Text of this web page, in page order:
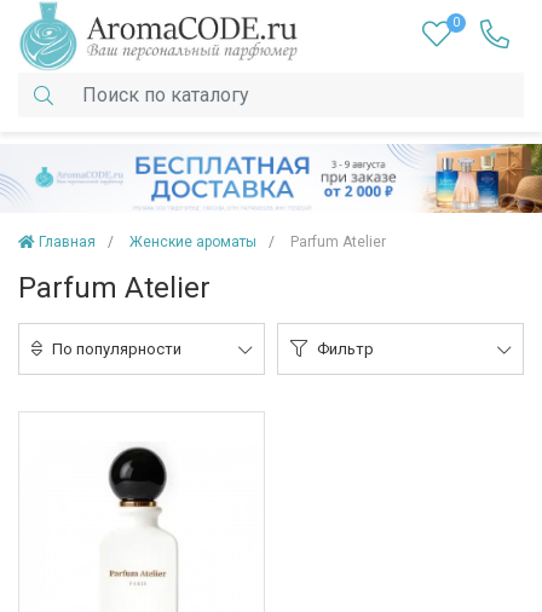
0
Главная Женские ароматы Parfum Atelier
Parfum Atelier
По популярности Фильтр